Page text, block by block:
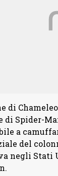
di
di Spider-
a
del
negli